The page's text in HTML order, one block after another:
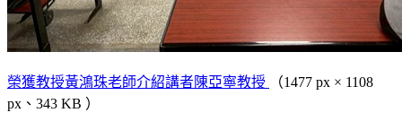
榮獲教授黃鴻珠老師介紹講者陳亞寧教授
（1477 px × 1108
px、343 KB ）